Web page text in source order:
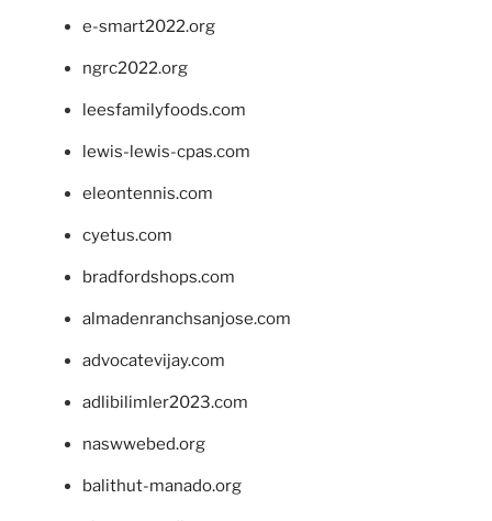
e-smart2022.org
ngrc2022.org
leesfamilyfoods.com
lewis-lewis-cpas.com
eleontennis.com
cyetus.com
bradfordshops.com
almadenranchsanjose.com
advocatevijay.com
adlibilimler2023.com
naswwebed.org
balithut-manado.org